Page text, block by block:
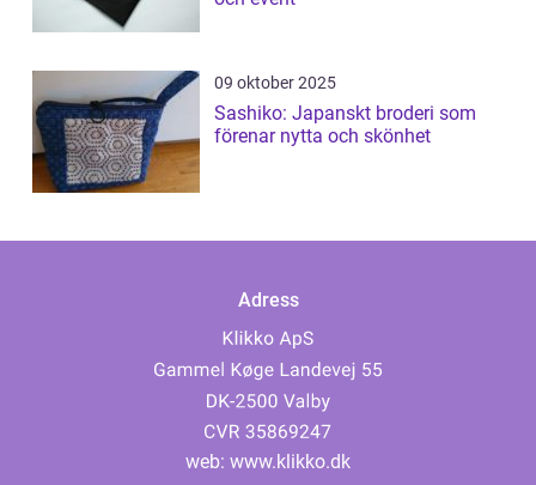
09 oktober 2025
Sashiko: Japanskt broderi som
förenar nytta och skönhet
Adress
web: www.klikko.dk